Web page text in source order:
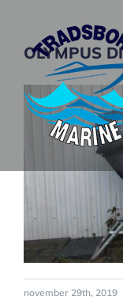
contentOLYMPUS
november 29th, 2019